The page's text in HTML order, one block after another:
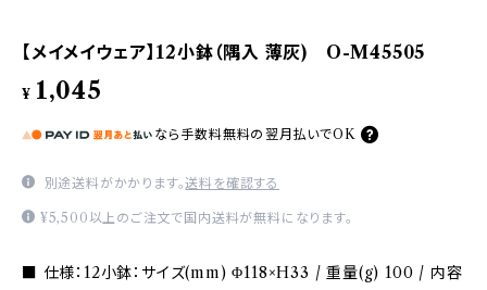
【メイメイウェア】12小鉢（隅入 薄灰) O-M45505
¥ 1,045
なら 手数料無料の 翌月払いでOK
別途送料がかかります。送料を確認する
¥5,500以上のご注文で国内送料が無料になります。
■ 仕様：12小鉢：サイズ(mm) Φ118×H33 / 重量(g) 100 / 内容